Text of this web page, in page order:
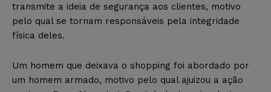
transmite a ideia de segurança aos clientes, motivo
pelo qual se tornam responsáveis pela integridade
física deles.
Um homem que deixava o shopping foi abordado por
um homem armado, motivo pelo qual ajuizou a ação